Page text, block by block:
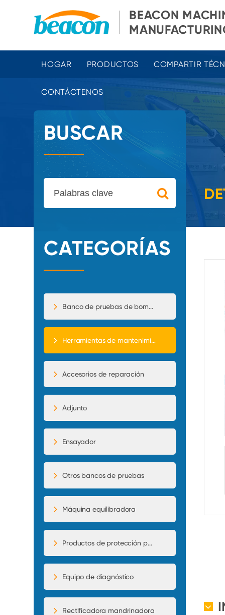
BEACON
HOGAR PRODUCTOS COMPARTIR
CONTÁCTENOS
BUSCAR
CATEGORÍAS
Banco de pruebas de bomba de inyección
Herramientas de mantenimiento
Accesorios de reparación
Adjunto
Ensayador
Otros bancos de pruebas
Máquina equilibradora
Productos de protección para automóviles
Equipo de diagnóstico
Rectificadora mandrinadora